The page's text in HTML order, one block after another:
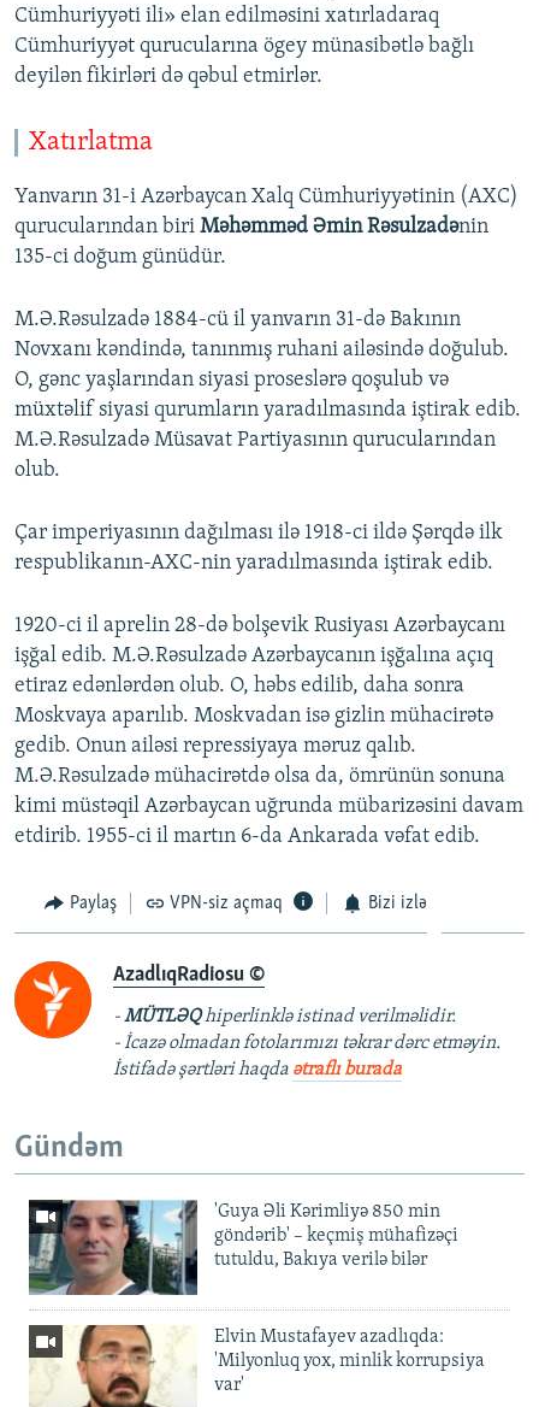
Cümhuriyyəti ili» elan edilməsini xatırladaraq
Cümhuriyyət qurucularına ögey münasibətlə bağlı
deyilən fikirləri də qəbul etmirlər.
Xatırlatma
Yanvarın 31-i Azərbaycan Xalq Cümhuriyyətinin (AXC)
qurucularından biri Məhəmməd Əmin Rəsulzadənin
135-ci doğum günüdür.
M.Ə.Rəsulzadə 1884-cü il yanvarın 31-də Bakının
Novxanı kəndində, tanınmış ruhani ailəsində doğulub.
O, gənc yaşlarından siyasi proseslərə qoşulub və
müxtəlif siyasi qurumların yaradılmasında iştirak edib.
M.Ə.Rəsulzadə Müsavat Partiyasının qurucularından
olub.
Çar imperiyasının dağılması ilə 1918-ci ildə Şərqdə ilk
respublikanın-AXC-nin yaradılmasında iştirak edib.
1920-ci il aprelin 28-də bolşevik Rusiyası Azərbaycanı
işğal edib. M.Ə.Rəsulzadə Azərbaycanın işğalına açıq
etiraz edənlərdən olub. O, həbs edilib, daha sonra
Moskvaya aparılıb. Moskvadan isə gizlin mühacirətə
gedib. Onun ailəsi repressiyaya məruz qalıb.
M.Ə.Rəsulzadə mühacirətdə olsa da, ömrünün sonuna
kimi müstəqil Azərbaycan uğrunda mübarizəsini davam
etdirib. 1955-ci il martın 6-da Ankarada vəfat edib.
Paylaş VPN-siz açmaq Bizi izlə
AzadlıqRadiosu ©
-MÜTLƏQhiperlinklə istinad verilməlidir.
- İcazə olmadan fotolarımızı təkrar dərc etməyin.
İstifadə şərtləri haqda ətraflı burada
Gündəm
'Guya Əli Kərimliyə 850 min
göndərib' – keçmiş mühafizəçi
tutuldu, Bakıya verilə bilər
Elvin Mustafayev azadlıqda:
'Milyonluq yox, minlik korrupsiya
var'